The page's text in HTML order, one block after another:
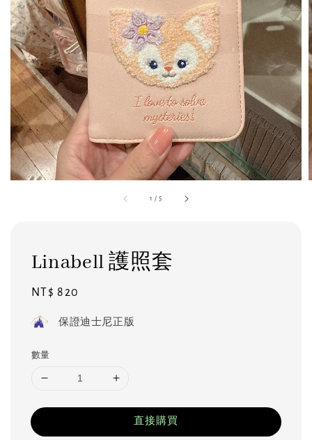
1 /5
Linabell 護照套
Regular
NT$ 820
保證迪士尼正版
數量
直接購買